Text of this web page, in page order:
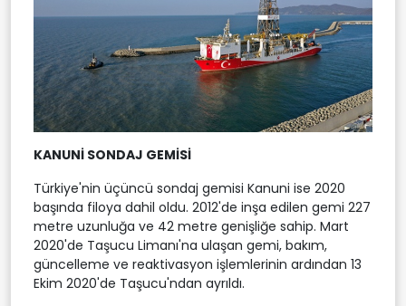
KANUNİ SONDAJ GEMİSİ
Türkiye'nin üçüncü sondaj gemisi Kanuni ise 2020
başında filoya dahil oldu. 2012'de inşa edilen gemi 227
metre uzunluğa ve 42 metre genişliğe sahip. Mart
2020'de Taşucu Limanı'na ulaşan gemi, bakım,
güncelleme ve reaktivasyon işlemlerinin ardından 13
Ekim 2020'de Taşucu'ndan ayrıldı.